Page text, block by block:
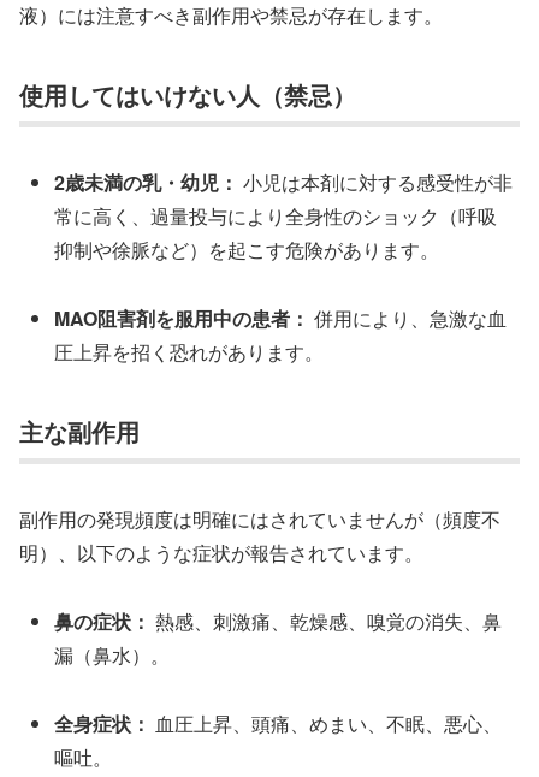
液）には注意すべき副作用や禁忌が存在します。
使用してはいけない人（禁忌）
2歳未満の乳・幼児： 小児は本剤に対する感受性が非
常に高く、過量投与により全身性のショック（呼吸
抑制や徐脈など）を起こす危険があります。
MAO阻害剤を服用中の患者： 併用により、急激な血
圧上昇を招く恐れがあります。
主な副作用
副作用の発現頻度は明確にはされていませんが（頻度不
明）、以下のような症状が報告されています。
鼻の症状： 熱感、刺激痛、乾燥感、嗅覚の消失、鼻
漏（鼻水）。
全身症状： 血圧上昇、頭痛、めまい、不眠、悪心、
嘔吐。